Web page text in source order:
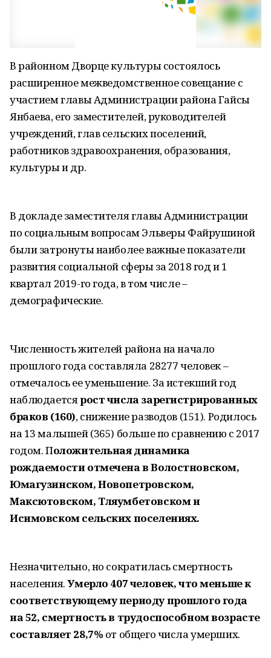
В районном Дворце культуры состоялось
расширенное межведомственное совещание с
участием главы Администрации района Гайсы
Янбаева, его заместителей, руководителей
учреждений, глав сельских поселений,
работников здравоохранения, образования,
культуры и др.
В докладе заместителя главы Администрации
по социальным вопросам Эльверы Файрушиной
были затронуты наиболее важные показатели
развития социальной сферы за 2018 год и 1
квартал 2019-го года, в том числе –
демографические.
Численность жителей района на начало
прошлого года составляла 28277 человек –
отмечалось ее уменьшение. За истекший год
наблюдаетсярост числа зарегистрированных
браков (160), снижение разводов (151). Родилось
на 13 малышей (365) больше по сравнению с 2017
годом. Положительная динамика
рождаемости отмечена в Волостновском,
Юмагузинском, Новопетровском,
Максютовском, Тляумбетовском и
Исимовском сельских поселениях.
Незначительно, но сократилась смертность
населения.Умерло 407 человек, что меньше к
соответствующему периоду прошлого года
на 52, смертность в трудоспособном возрасте
составляет 28,7% от общего числа умерших.